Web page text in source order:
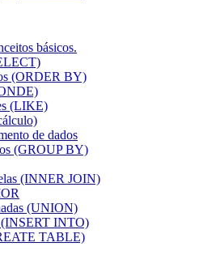
básicos.
(ORDER BY)
(LIKE)
de dados
(GROUP BY)
(INNER JOIN)
(UNION)
(INSERT INTO)
TABLE)